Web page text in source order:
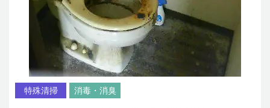
特殊清掃 消毒・消臭